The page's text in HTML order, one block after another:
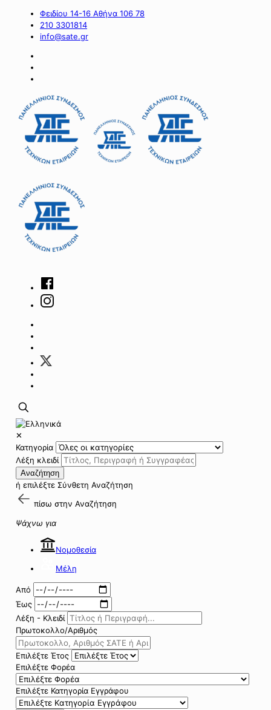
Φειδίου 14-16 Αθήνα 106 78
210 3301814
info@sate.gr
✕
Κατηγορία
Λέξη κλειδί
Αναζήτηση
ή επιλέξτε Σύνθετη Αναζήτηση
πίσω στην Αναζήτηση
Ψάχνω για
Νομοθεσία
Μέλη
Από
Έως
Λέξη - Κλειδί
Πρωτοκολλο/Αριθμός
Επιλέξτε Έτος
Επιλέξτε Φορέα
Επιλέξτε Κατηγορία Εγγράφου